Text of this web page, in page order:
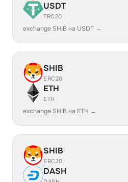
USDT
TRC20
exchange SHIB на USDT →
SHIB
ERC20
ETH
ETH
exchange SHIB на ETH →
SHIB
ERC20
DASH